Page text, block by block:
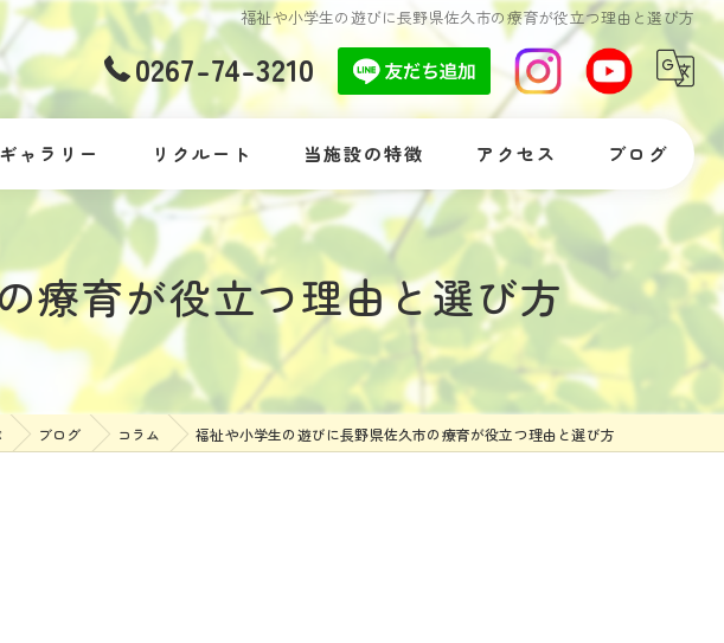
福祉や小学生の遊びに長野県佐久市の療育が役立つ理由と選び方
0267-74-3210
ギャラリー リクルート 当施設の特徴
自閉症
発達障がい
落ち着きがない
体験
アクセス ブログ
コラム
療育が役立つ理由と選び方
ブログ コラム 福祉や小学生の遊びに長野県佐久市の療育が役立つ理由と選び方